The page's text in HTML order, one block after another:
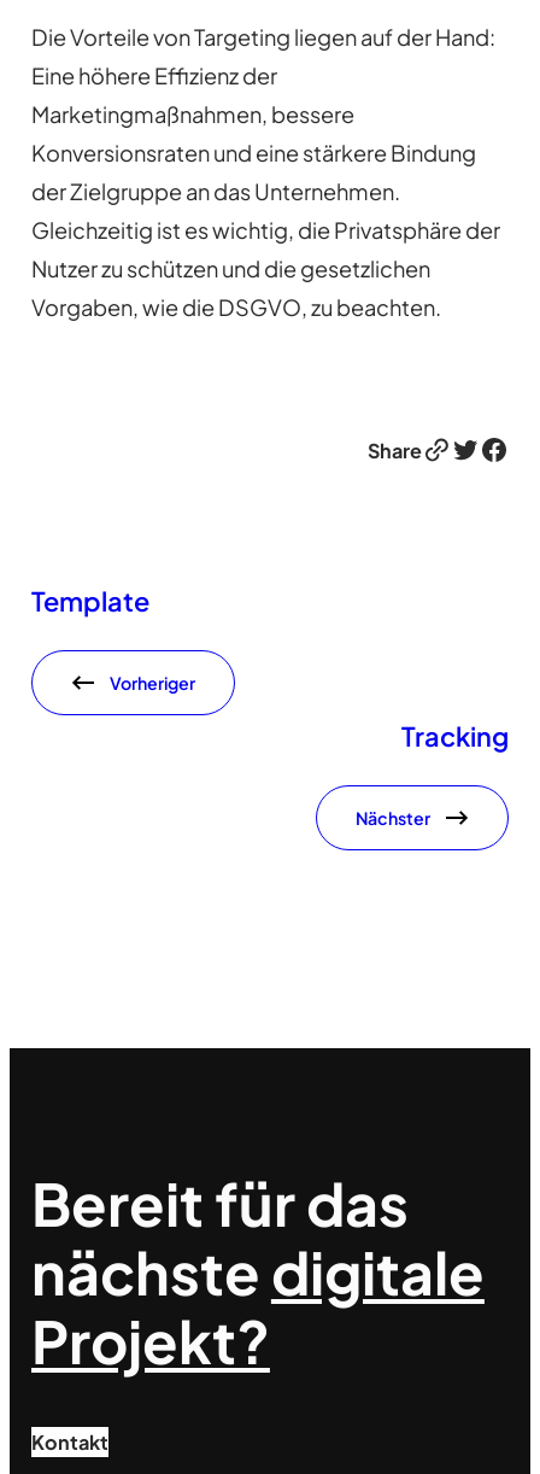
Die Vorteile von Targeting liegen auf der Hand:
Eine höhere Effizienz der
Marketingmaßnahmen, bessere
Konversionsraten und eine stärkere Bindung
der Zielgruppe an das Unternehmen.
Gleichzeitig ist es wichtig, die Privatsphäre der
Nutzer zu schützen und die gesetzlichen
Vorgaben, wie die DSGVO, zu beachten.
ShareLink Twitter Facebook
Template
Vorheriger
Tracking
Nächster
Bereit für das
nächstedigitale
Projekt?
Kontakt